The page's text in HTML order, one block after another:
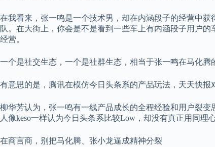
在我看来，张一鸣是一个技术男，却在内涵段子的经营中
队。在大街上，你会是不是看到一些车上有内涵段子用户
经营。
一个是社交生态，一个是社群生态，相当于张一鸣在马化
有意思的是，腾讯在模仿今日头条系的产品玩法，天天快
柳华芳认为，张一鸣有一线产品成长的全程经验和用户裂
人像keso一样认为今日头条系比较Low，却没有真正用同理
在商言商，别把马化腾、张小龙逼成精神分裂